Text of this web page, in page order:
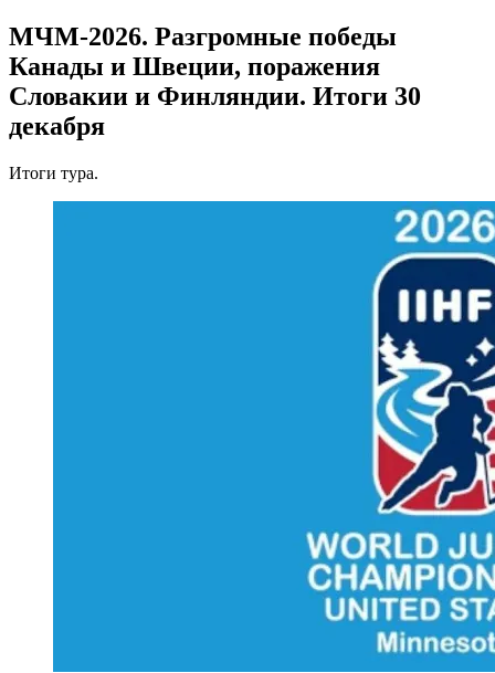
МЧМ-2026. Разгромные победы
Канады и Швеции, поражения
Словакии и Финляндии. Итоги 30
декабря
Итоги тура.